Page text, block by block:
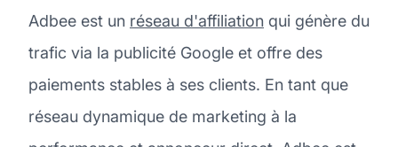
Adbee est un réseau d'affiliation qui génère du
trafic via la publicité Google et offre des
paiements stables à ses clients. En tant que
réseau dynamique de marketing à la